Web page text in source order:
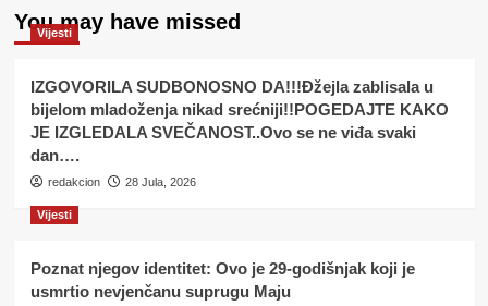
You may have missed
Vijesti
IZGOVORILA SUDBONOSNO DA!!!Đžejla zablisala u
bijelom mladoženja nikad srećniji!!POGEDAJTE KAKO
JE IZGLEDALA SVEČANOST..Ovo se ne viđa svaki
dan….
redakcion 28 Jula, 2026
Vijesti
Poznat njegov identitet: Ovo je 29-godišnjak koji je
usmrtio nevjenčanu suprugu Maju